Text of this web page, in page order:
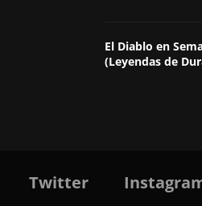
El Diablo en
(Leyendas de
Twitter